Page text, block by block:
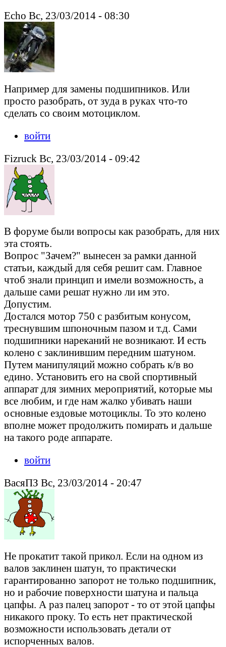
Echo Вс, 23/03/2014 - 08:30
Например для замены подшипников. Или
просто разобрать, от зуда в руках что-то
сделать со своим мотоциклом.
войти
Fizruck Вс, 23/03/2014 - 09:42
В форуме были вопросы как разобрать, для них
эта стоять.
Вопрос "Зачем?" вынесен за рамки данной
статьи, каждый для себя решит сам. Главное
чтоб знали принцип и имели возможность, а
дальше сами решат нужно ли им это.
Допустим.
Достался мотор 750 с разбитым конусом,
треснувшим шпоночным пазом и т.д. Сами
подшипники нареканий не возникают. И есть
колено с заклинившим передним шатуном.
Путем манипуляций можно собрать к/в во
едино. Установить его на свой спортивный
аппарат для зимних мероприятий, которые мы
все любим, и где нам жалко убивать наши
основные ездовые мотоциклы. То это колено
вполне может продолжить помирать и дальше
на такого роде аппарате.
войти
ВасяПЗ Вс, 23/03/2014 - 20:47
Не прокатит такой прикол. Если на одном из
валов заклинен шатун, то практически
гарантированно запорот не только подшипник,
но и рабочие поверхности шатуна и пальца
цапфы. А раз палец запорот - то от этой цапфы
никакого проку. То есть нет практической
возможности использовать детали от
испорченных валов.